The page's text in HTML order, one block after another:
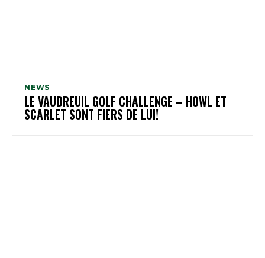
NEWS
LE VAUDREUIL GOLF CHALLENGE – HOWL ET
SCARLET SONT FIERS DE LUI!